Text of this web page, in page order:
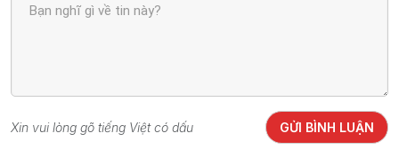
Xin vui lòng gõ tiếng Việt có dấu GỬI BÌNH LUẬN